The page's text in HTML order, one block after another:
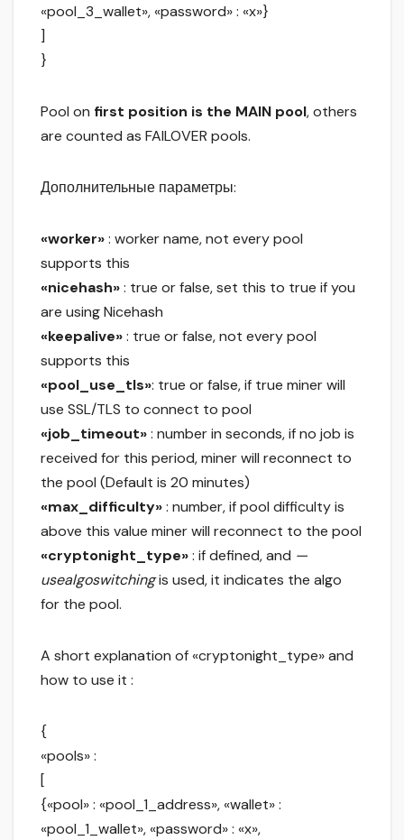
«pool_3_wallet», «password» : «x»}
]
}
Pool on first position is the MAIN pool, others
are counted as FAILOVER pools.
Дополнительные параметры:
«worker»: worker name, not every pool
supports this
«nicehash»: true or false, set this to true if you
are using Nicehash
«keepalive»: true or false, not every pool
supports this
«pool_use_tls»: true or false, if true miner will
use SSL/TLS to connect to pool
«job_timeout»: number in seconds, if no job is
received for this period, miner will reconnect to
the pool (Default is 20 minutes)
«max_difficulty»: number, if pool difficulty is
above this value miner will reconnect to the pool
«cryptonight_type»: if defined, and —
usealgoswitchingis used, it indicates the algo
for the pool.
A short explanation of «cryptonight_type» and
how to use it :
{
«pools» :
[
{«pool» : «pool_1_address», «wallet» :
«pool_1_wallet», «password» : «x»,